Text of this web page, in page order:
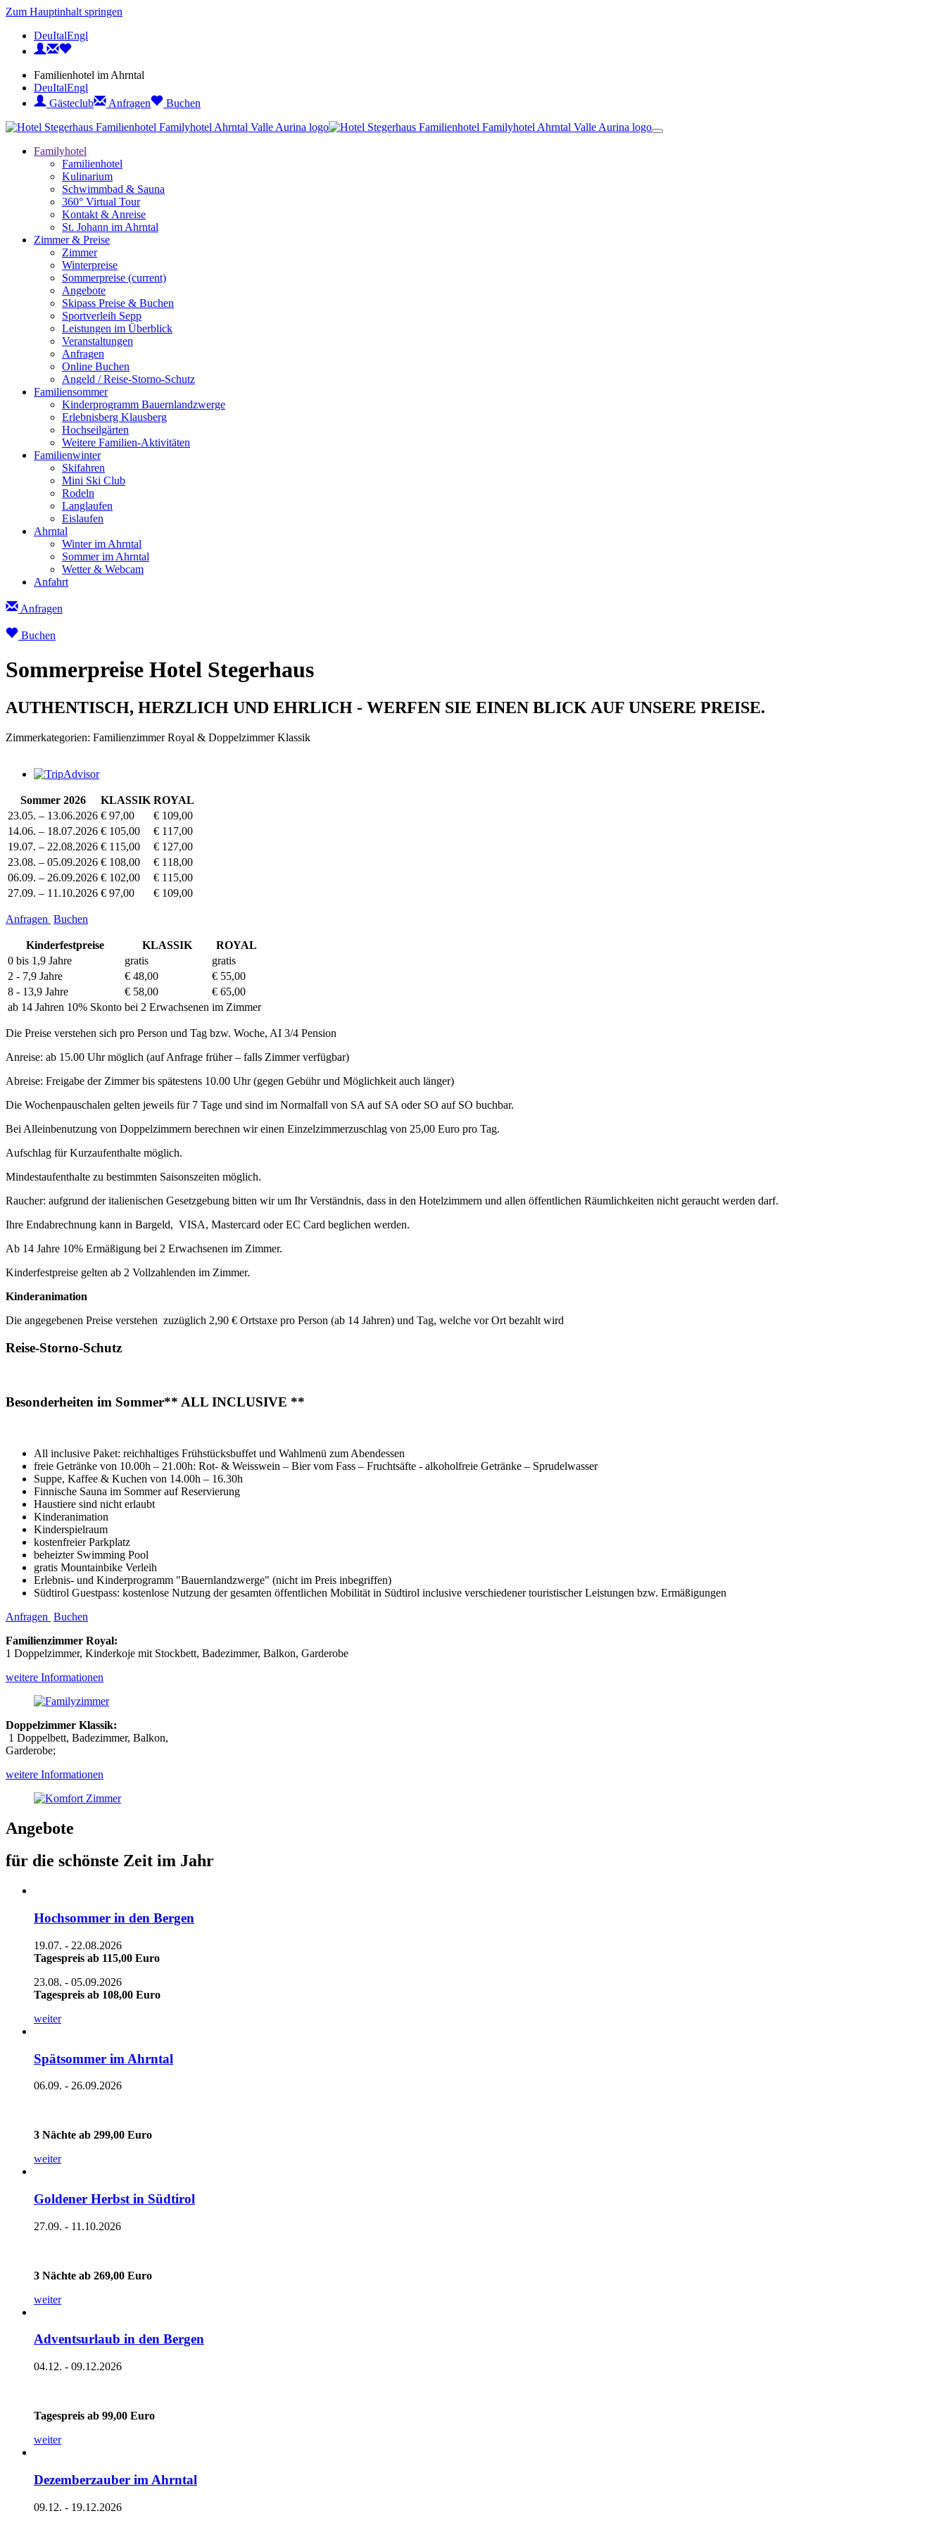
Zum Hauptinhalt springen
DeuItalEngl
Familienhotel im Ahrntal
DeuItalEngl
Gästeclub
Anfragen Buchen
Familyhotel
Familienhotel
Kulinarium
Schwimmbad & Sauna
360° Virtual Tour
Kontakt & Anreise
St. Johann im Ahrntal
Zimmer & Preise
Zimmer
Winterpreise
Sommerpreise (current)
Angebote
Skipass Preise & Buchen
Sportverleih Sepp
Leistungen im Überblick
Veranstaltungen
Anfragen
Online Buchen
Angeld / Reise-Storno-Schutz
Familiensommer
Kinderprogramm Bauernlandzwerge
Erlebnisberg Klausberg
Hochseilgärten
Weitere Familien-Aktivitäten
Familienwinter
Skifahren
Mini Ski Club
Rodeln
Langlaufen
Eislaufen
Ahrntal
Winter im Ahrntal
Sommer im Ahrntal
Wetter & Webcam
Anfahrt
Anfragen
Buchen
Sommerpreise Hotel Stegerhaus
AUTHENTISCH, HERZLICH UND EHRLICH - WERFEN SIE EINEN BLICK AUF UNSERE PREISE.
Zimmerkategorien: Familienzimmer Royal & Doppelzimmer Klassik
Sommer 2026 KLASSIK ROYAL
23.05. – 13.06.2026 € 97,00
€ 109,00
14.06. – 18.07.2026 € 105,00
€ 117,00
19.07. – 22.08.2026 € 115,00
€ 127,00
23.08. – 05.09.2026 € 108,00
€ 118,00
06.09. – 26.09.2026 € 102,00
€ 115,00
27.09. – 11.10.2026 € 97,00 € 109,00
Anfragen Buchen
Kinderfestpreise KLASSIK
ROYAL
0 bis 1,9 Jahre
gratis
gratis
2 - 7,9 Jahre
€ 48,00
€ 55,00
8 - 13,9 Jahre
€ 58,00
€ 65,00
ab 14 Jahren 10% Skonto bei 2 Erwachsenen im Zimmer
Die Preise verstehen sich pro Person und Tag bzw. Woche, AI 3/4 Pension
Anreise: ab 15.00 Uhr möglich (auf Anfrage früher – falls Zimmer verfügbar)
Abreise: Freigabe der Zimmer bis spätestens 10.00 Uhr (gegen Gebühr und Möglichkeit auch länger)
Die Wochenpauschalen gelten jeweils für 7 Tage und sind im Normalfall von SA auf SA oder SO auf SO buchbar.
Bei Alleinbenutzung von Doppelzimmern berechnen wir einen Einzelzimmerzuschlag von 25,00 Euro pro Tag.
Aufschlag für Kurzaufenthalte möglich.
Mindestaufenthalte zu bestimmten Saisonszeiten möglich.
Raucher: aufgrund der italienischen Gesetzgebung bitten wir um Ihr Verständnis, dass in den Hotelzimmern und allen öffentlichen Räumlichkeiten nicht geraucht werden darf.
Ihre Endabrechnung kann in Bargeld, VISA, Mastercard oder EC Card beglichen werden.
Ab 14 Jahre 10% Ermäßigung bei 2 Erwachsenen im Zimmer.
Kinderfestpreise gelten ab 2 Vollzahlenden im Zimmer.
Kinderanimation
Die angegebenen Preise verstehen zuzüglich 2,90 € Ortstaxe pro Person (ab 14 Jahren) und Tag, welche vor Ort bezahlt wird
Reise-Storno-Schutz
Besonderheiten im Sommer** ALL INCLUSIVE **
All inclusive Paket: reichhaltiges Frühstücksbuffet und Wahlmenü zum Abendessen
freie Getränke von 10.00h – 21.00h: Rot- & Weisswein – Bier vom Fass – Fruchtsäfte - alkoholfreie Getränke – Sprudelwasser
Suppe, Kaffee & Kuchen von 14.00h – 16.30h
Finnische Sauna im Sommer auf Reservierung
Haustiere sind nicht erlaubt
Kinderanimation
Kinderspielraum
kostenfreier Parkplatz
beheizter Swimming Pool
gratis Mountainbike Verleih
Erlebnis- und Kinderprogramm "Bauernlandzwerge" (nicht im Preis inbegriffen)
Südtirol Guestpass: kostenlose Nutzung der gesamten öffentlichen Mobilität in Südtirol inclusive verschiedener touristischer Leistungen bzw. Ermäßigungen
Anfragen Buchen
Familienzimmer Royal:
1 Doppelzimmer, Kinderkoje mit Stockbett, Badezimmer, Balkon, Garderobe
weitere Informationen
Doppelzimmer Klassik:
1 Doppelbett, Badezimmer, Balkon,
Garderobe;
weitere Informationen
Angebote
für die schönste Zeit im Jahr
Hochsommer in den Bergen
19.07. - 22.08.2026
Tagespreis ab 115,00 Euro
23.08. - 05.09.2026
Tagespreis ab 108,00 Euro
weiter
Spätsommer im Ahrntal
06.09. - 26.09.2026
3 Nächte ab 299,00 Euro
weiter
Goldener Herbst in Südtirol
27.09. - 11.10.2026
3 Nächte ab 269,00 Euro
weiter
Adventsurlaub in den Bergen
04.12. - 09.12.2026
Tagespreis ab 99,00 Euro
weiter
Dezemberzauber im Ahrntal
09.12. - 19.12.2026